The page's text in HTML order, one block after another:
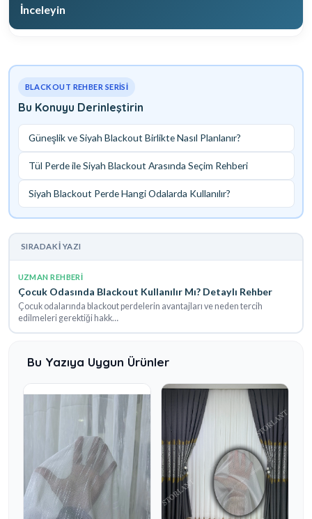
İnceleyin
BLACKOUT REHBER SERISI
Bu Konuyu Derinleştirin
Güneşlik ve Siyah Blackout Birlikte Nasıl Planlanır?
Tül Perde ile Siyah Blackout Arasında Seçim Rehberi
Siyah Blackout Perde Hangi Odalarda Kullanılır?
SIRADAKI YAZI
UZMAN REHBERI
Çocuk Odasında Blackout Kullanılır Mı? Detaylı Rehber
Çocuk odalarında blackout perdelerin avantajları ve neden tercih
edilmeleri gerektiği hakk…
Bu Yazıya Uygun Ürünler